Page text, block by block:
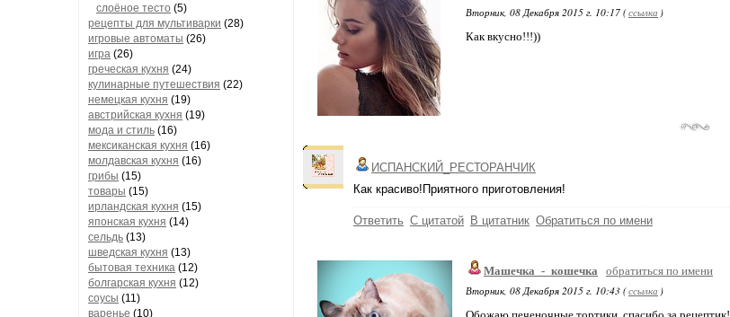
слоёное тесто (5)
рецепты для мультиварки (28)
игровые автоматы (26)
игра (26)
греческая кухня (24)
кулинарные путешествия (22)
немецкая кухня (19)
австрийская кухня (19)
мода и стиль (16)
мексиканская кухня (16)
молдавская кухня (16)
грибы (15)
товары (15)
ирландская кухня (15)
японская кухня (14)
сельдь (13)
шведская кухня (13)
бытовая техника (12)
болгарская кухня (12)
соусы (11)
варенье (10)
Вторник, 08 Декабря 2015 г. 10:17 (ссылка )
Как вкусно!!!))
ИСПАНСКИЙ_РЕСТОРАНЧИК
Как красиво!Приятного приготовления!
Ответить С цитатой В цитатник Обратиться по имени
Машечка_-_кошечка
обратиться по имени
Вторник, 08 Декабря 2015 г. 10:43 (ссылка )